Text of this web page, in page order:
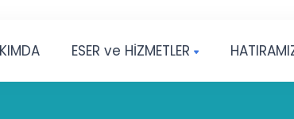
ESER ve HİZMETLER